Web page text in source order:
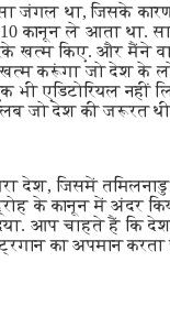
जंगल था, जिसके
कानून ले आता था.
खत्म किए. और मैंने
खत्म करूंगा जो देश के
एडिटोरियल नहीं
जो देश की जरूरत थी
देश, जिसमें तमिलनाडु
के कानून में अंदर
आप चाहते हैं कि
का अपमान